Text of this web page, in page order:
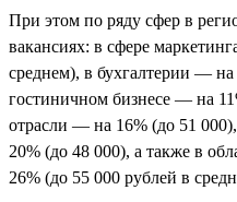
При этом по ряду сфер в
вакансиях: в сфере
среднем), в бухгалтерии —
гостиничном бизнесе — на
отрасли — на 16% (до 51
20% (до 48 000), а также в
26% (до 55 000 рублей в